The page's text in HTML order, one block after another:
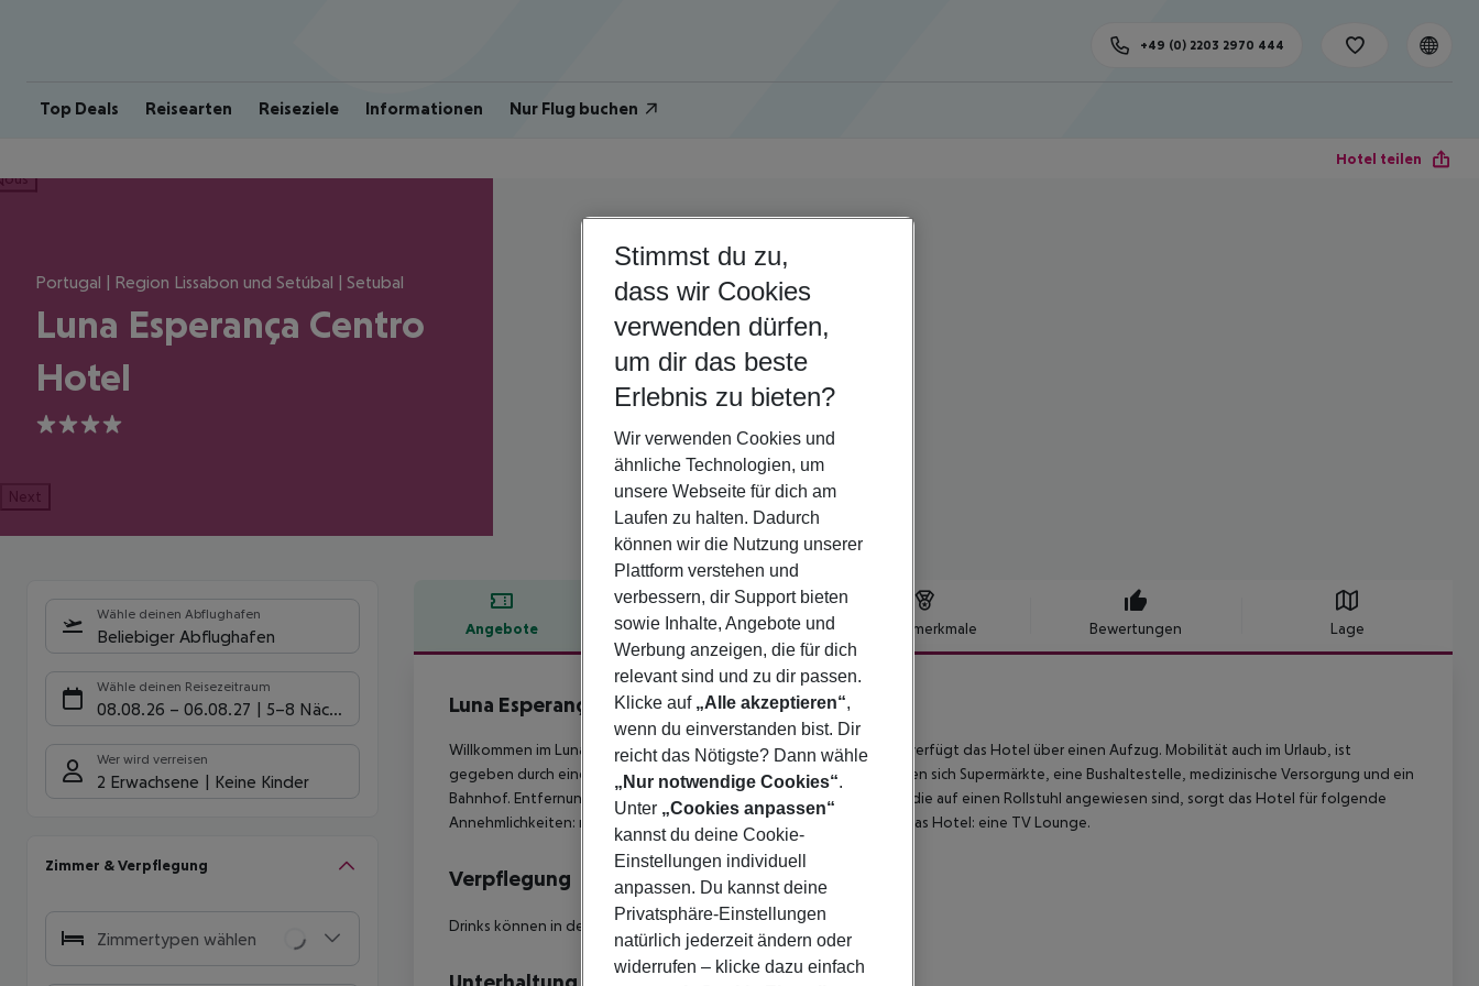
Top Deals Reisearten Reiseziele Informationen Nur Flug buchen
+49 (0) 2203 2970 444
Hotel teilen
Portugal | Region Lissabon und Setúbal | Setubal
Luna Esperança Centro
Hotel
4
Next
Wähle deinen Abflughafen
Beliebiger Abflughafen
Wähle deinen Reisezeitraum
08.08.26 – 06.08.27 5-8 Nächte
Wer wird verreisen
2 Erwachsene Keine Kinder
Zimmer & Verpflegung
Zimmertypen wählen
Angebote Hotelbeschreibung Hotelmerkmale Bewertungen Lage
Hotelbeschreibung
Luna Esperança Centro Hotel
4
Willkommen im Luna Esperanca Centro in Setubal. Für Ihren Komfort verfügt das Hotel über einen Aufzug. Mobilität auch im Urlaub, ist
gegeben durch eine Autovermietung. In der Nähe zum Hotel befinden sich Supermärkte, eine Bushaltestelle, medizinische Versorgung und ein
Bahnhof. Entfernung vom Hotel: Castelo S. Filipe (500 m). Für Gäste die auf einen Rollstuhl angewiesen sind, sorgt das Hotel für folgende
Annehmlichkeiten: rollstuhlgerechtes Bad. Zur Unterhaltung bietet das Hotel: eine TV Lounge.
Verpflegung
Drinks können in der Lobby Bar genossen werden.
Stimmst du zu,
dass wir Cookies
verwenden dürfen,
um dir das beste
Erlebnis zu bieten?
Wir verwenden Cookies und
ähnliche Technologien, um
unsere Webseite für dich am
Laufen zu halten. Dadurch
können wir die Nutzung unserer
Plattform verstehen und
verbessern, dir Support bieten
sowie Inhalte, Angebote und
Werbung anzeigen, die für dich
relevant sind und zu dir passen.
Klicke auf „Alle akzeptieren“,
wenn du einverstanden bist. Dir
reicht das Nötigste? Dann wähle
„Nur notwendige Cookies“.
Unter „Cookies anpassen“
kannst du deine Cookie-
Einstellungen individuell
anpassen. Du kannst deine
Privatsphäre-Einstellungen
natürlich jederzeit ändern oder
widerrufen – klicke dazu einfach